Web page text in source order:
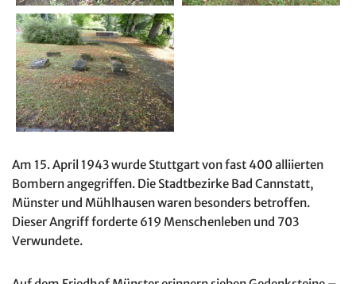
Am 15. April 1943 wurde Stuttgart von fast 400 alliierten
Bombern angegriffen. Die Stadtbezirke Bad Cannstatt,
Münster und Mühlhausen waren besonders betroffen.
Dieser Angriff forderte 619 Menschenleben und 703
Verwundete.